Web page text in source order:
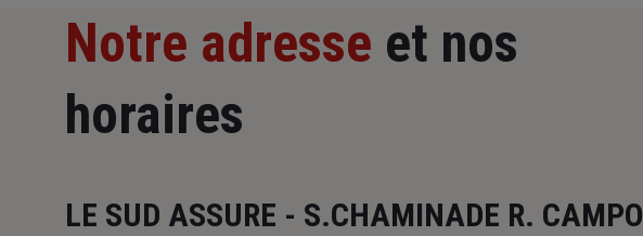
Notre adresse et nos
horaires
LE SUD ASSURE - S.CHAMINADE R. CAMPO